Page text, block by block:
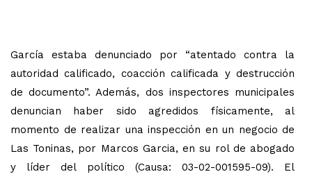
García estaba denunciado por “atentado contra la
autoridad calificado, coacción calificada y destrucción
de documento”. Además, dos inspectores municipales
denuncian haber sido agredidos físicamente, al
momento de realizar una inspección en un negocio de
Las Toninas, por Marcos Garcia, en su rol de abogado
y líder del político (Causa: 03-02-001595-09). El